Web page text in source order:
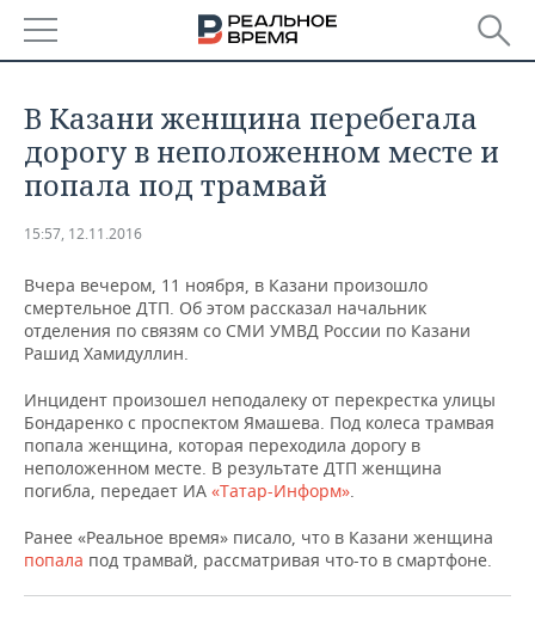
ТАТАРСТАН
НОВОСТИ
АНАЛИТИКА
ДЕКЛАРАЦИИ О ДОХОДАХ
КОРОЛИ ГОСЗАКАЗА ПФО
ВУЗЫ ТАТАРСТАНА
КОМУ ПРИНАДЛЕЖАТ
ТОРГОВЫЕ ЦЕНТРЫ
ТАТАРСТАНА
НОВОСТИ ЭКОНОМИКИ
ФИНАНСЫ
БАНКИ
БЮДЖЕТ
ПРОМЫШЛЕННОСТЬ
НОВОСТИ
АГРОПРОМ
МАШИНОСТРОЕНИЕ
НЕФТЕХИМИЯ
НЕФТЬ
НЕДВИЖИМОСТЬ
НОВОСТИ НЕДВИЖИМОСТИ
АВТО
НОВОСТИ АВТО
БИЗНЕС
ТЕХНОЛОГИИ
В Казани женщина перебегала
дорогу в неположенном месте и
попала под трамвай
15:57, 12.11.2016
Вчера вечером, 11 ноября, в Казани произошло
смертельное ДТП. Об этом рассказал начальник
отделения по связям со СМИ УМВД России по Казани
Рашид Хамидуллин.
Инцидент произошел неподалеку от перекрестка улицы
Бондаренко с проспектом Ямашева. Под колеса трамвая
попала женщина, которая переходила дорогу в
неположенном месте. В результате ДТП женщина
погибла, передает ИА «Татар-Информ».
Ранее «Реальное время» писало, что в Казани женщина
попала под трамвай, рассматривая что-то в смартфоне.